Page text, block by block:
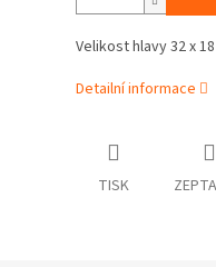
Velikost hlavy 32 x
Detailní informace
TISK